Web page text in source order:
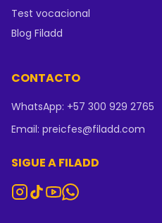
Test vocacional
Blog Filadd
CONTACTO
WhatsApp: +57 300 929 2765
Email: preicfes@filadd.com
SIGUE A FILADD